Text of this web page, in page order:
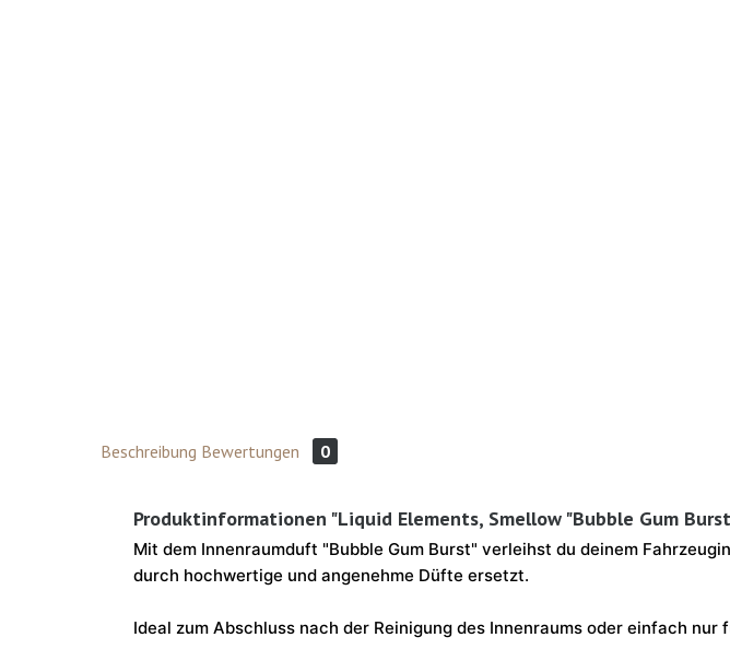
Beschreibung Bewertungen 0
Produktinformationen "Liquid Elements, Smellow "Bubble Gum
Mit dem Innenraumduft "Bubble Gum Burst" verleihst du deinem
durch hochwertige und angenehme Düfte ersetzt.
Ideal zum Abschluss nach der Reinigung des Innenraums oder einfach